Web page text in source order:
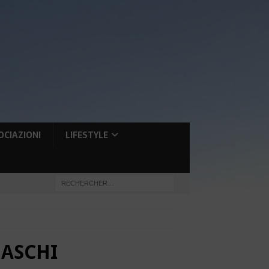
LIFESTYLE